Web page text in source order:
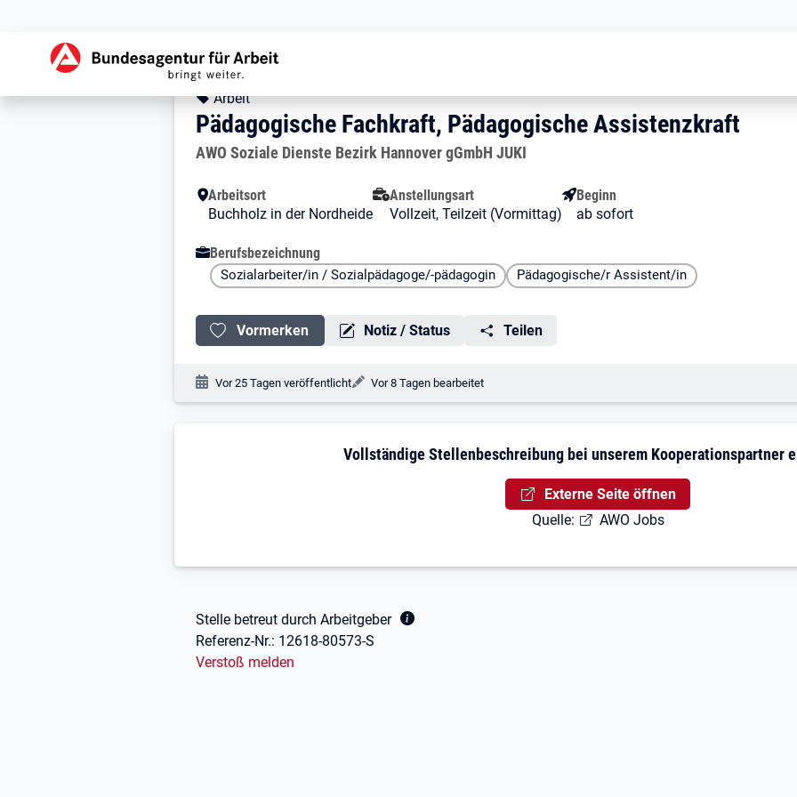
Stellendetails zu: Pädagogische Fachkraft,
Pädagogische Fachkraft, Pädagogische
Pädagogische Fachkraft, Pädagogische Assistenzkraft
Kopfbereich
Angebotsart:
Arbeit
Pädagogische Fachkraft, Pädagogische Assistenzkraft
Arbeitgeber:
AWO Soziale Dienste Bezirk Hannover gGmbH JUKI
Besondere Merkmale
Arbeitsort
Buchholz in der Nordheide
Anstellungsart
Vollzeit, Teilzeit (Vormittag)
Beginn
ab sofort
Berufsbezeichnung
Sozialarbeiter/in / Sozialpädagoge/-pädagogin Pädagogische/r Assistent/in
Vormerken Notiz / Status Teilen
Veröffentlichungsdatum:
Vor 25 Tagen veröffentlicht Änderungsdatum:
Vor 8 Tagen bearbeitet
StellenbeschreibungVollständige Stellenbeschreibung bei unserem Kooperationspartner
Externe Seite öffnen
Quelle:
AWO Jobs
Fußbereich
Stelle betreut durch Arbeitgeber
Referenz-Nr.: 12618-80573-S
Verstoß melden